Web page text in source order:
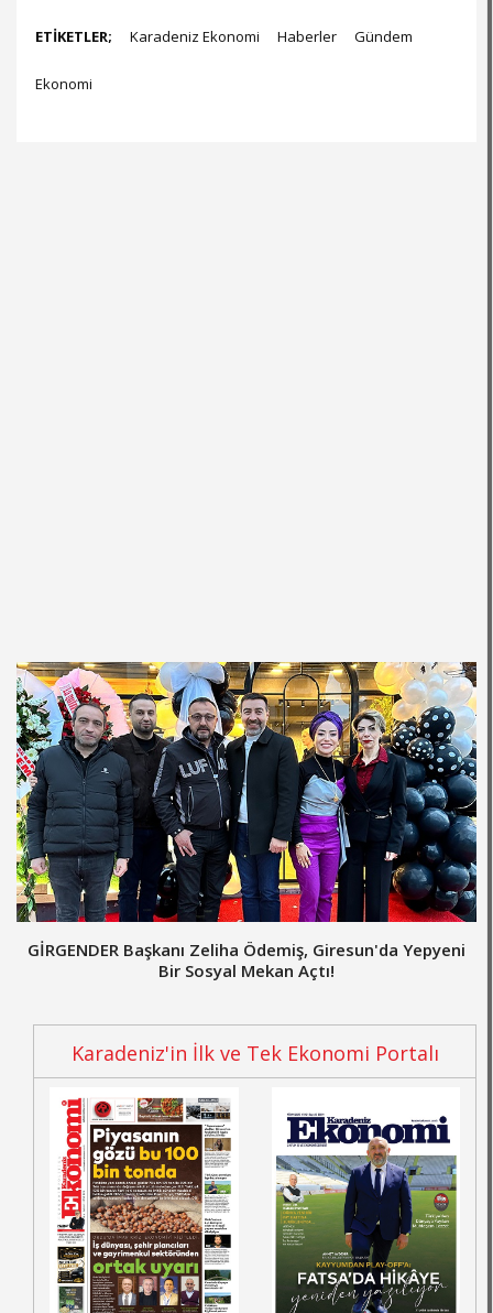
ETİKETLER; Karadeniz Ekonomi Haberler Gündem
Ekonomi
GİRGENDER Başkanı Zeliha Ödemiş, Giresun'da Yepyeni
Bir Sosyal Mekan Açtı!
Karadeniz'in İlk ve Tek Ekonomi Portalı